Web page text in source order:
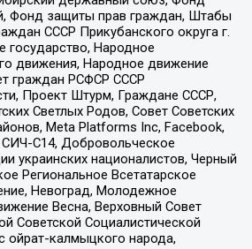
Фонд защиты прав граждан, Штабы
СССР Прикубанского округа г.
государство, Народное
движения, Народное движение
граждан РСФСР СССР
Проект Штурм, Граждане СССР,
Светлых Родов, Совет Советских
Meta Platforms Inc, Facebook,
СИЧ-С14, Добровольческое
украинских националистов, Черный
Региональное Всетатарское
Невоград, Молодежное
Весна, Верховный Совет
Советской Социалистической
ойрат-калмыцкого народа,